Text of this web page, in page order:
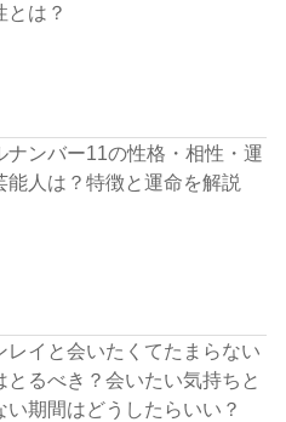
とは？
ナンバー11の性格・相性・運
能人は？特徴と運命を解説
レイと会いたくてたまらない
とるべき？会いたい気持ちと
い期間はどうしたらいい？